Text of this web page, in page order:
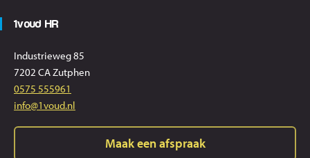
1voud HR
Industrieweg 85
7202 CA Zutphen
0575 555961
info@1voud.nl
Maak een afspraak